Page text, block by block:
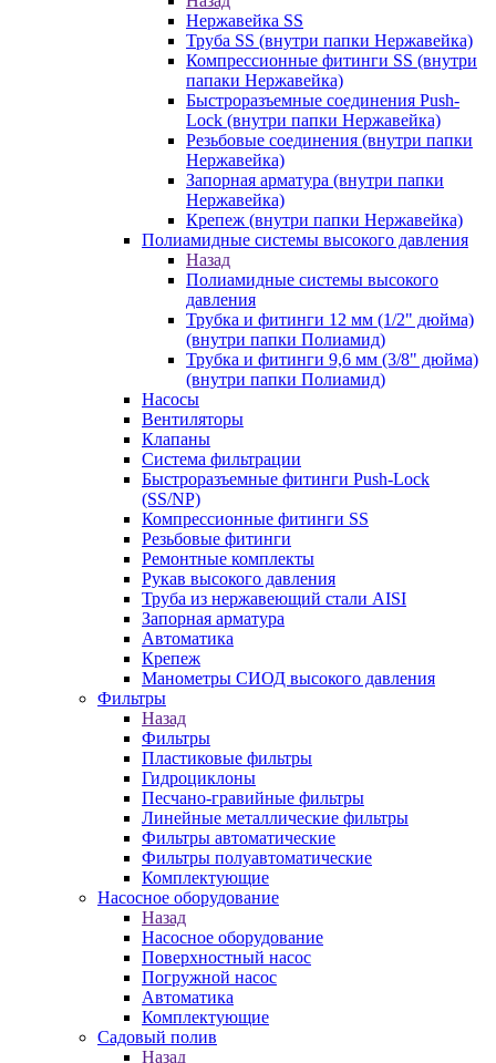
Нержавейка SS
Труба SS (внутри папки Нержавейка)
Компрессионные фитинги SS (внутри
папаки Нержавейка)
Быстроразъемные соединения Push-
Lock (внутри папки Нержавейка)
Резьбовые соединения (внутри папки
Нержавейка)
Запорная арматура (внутри папки
Нержавейка)
Крепеж (внутри папки Нержавейка)
Полиамидные системы высокого давления
Назад
Полиамидные системы высокого
давления
Трубка и фитинги 12 мм (1/2" дюйма)
(внутри папки Полиамид)
Трубка и фитинги 9,6 мм (3/8" дюйма)
(внутри папки Полиамид)
Насосы
Вентиляторы
Клапаны
Система фильтрации
Быстроразъемные фитинги Push-Lock
(SS/NP)
Компрессионные фитинги SS
Резьбовые фитинги
Ремонтные комплекты
Рукав высокого давления
Труба из нержавеющий стали AISI
Запорная арматура
Автоматика
Крепеж
Манометры СИОД высокого давления
Фильтры
Назад
Фильтры
Пластиковые фильтры
Гидроциклоны
Песчано-гравийные фильтры
Линейные металлические фильтры
Фильтры автоматические
Фильтры полуавтоматические
Комплектующие
Насосное оборудование
Назад
Насосное оборудование
Поверхностный насос
Погружной насос
Автоматика
Комплектующие
Садовый полив
Назад